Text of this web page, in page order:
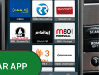
(Trailer)
APP